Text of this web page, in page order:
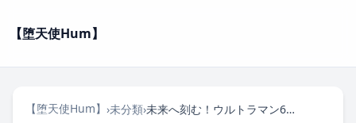
【堕天使Hum】
【堕天使Hum】 ›未分類› 未来へ刻む！ウルトラマン60周年記念、科学特捜隊の誇りを宿した電波ソーラー腕時計が遂に登場！